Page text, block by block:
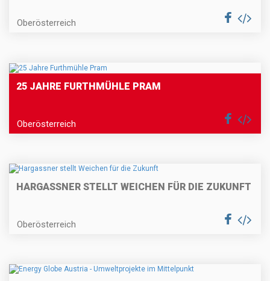
Oberösterreich
25 JAHRE FURTHMÜHLE PRAM
Oberösterreich
HARGASSNER STELLT WEICHEN FÜR DIE ZUKUNFT
Oberösterreich